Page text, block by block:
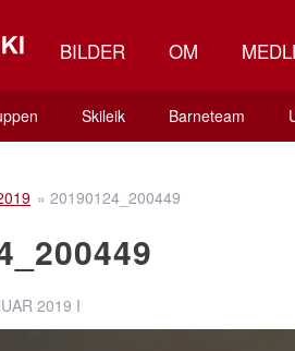
BILDER OM
Skileik Barneteam
» 20190124_200449
2019 I